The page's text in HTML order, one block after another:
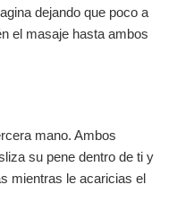
dejando que poco a
el masaje hasta ambos
mano. Ambos
su pene dentro de ti y
mientras le acaricias el